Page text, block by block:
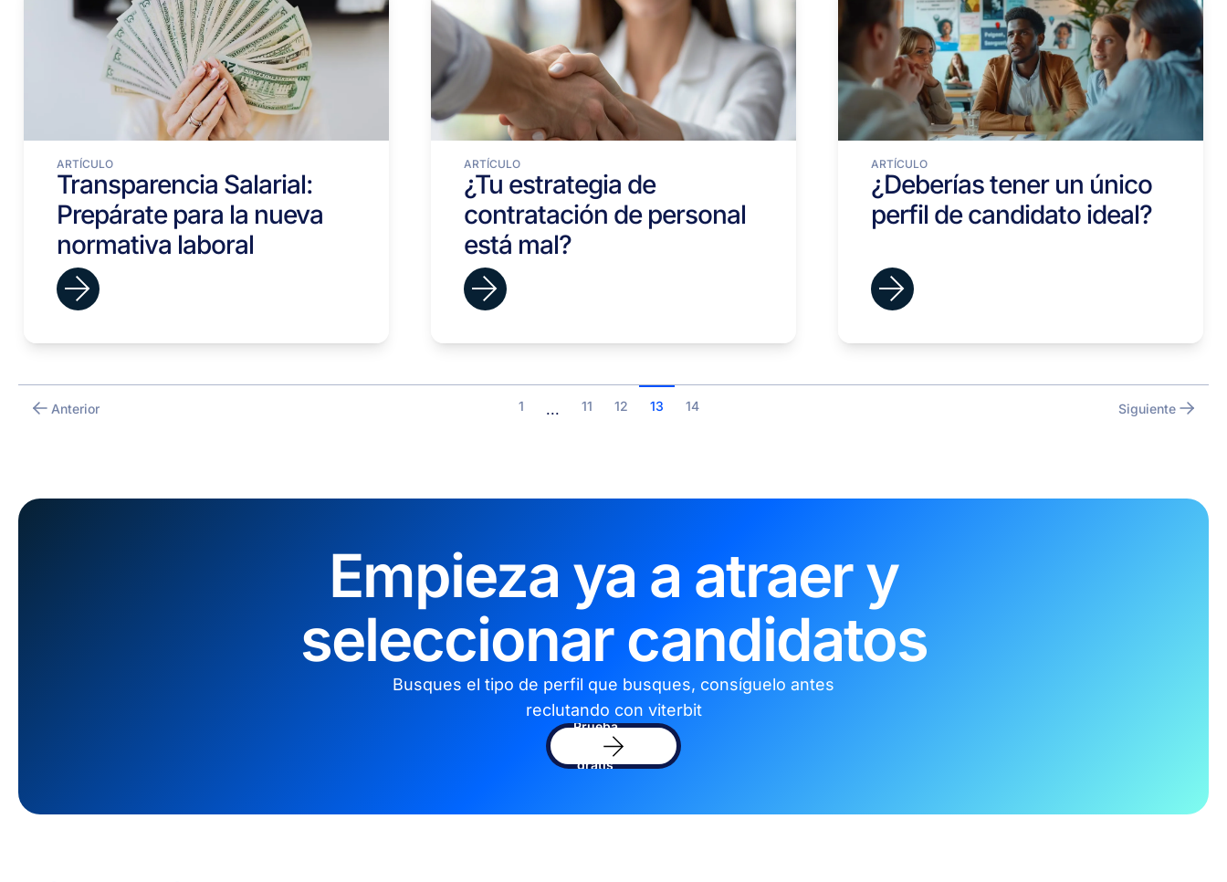
ARTÍCULO
Transparencia Salarial:
Prepárate para la nueva
normativa laboral
ARTÍCULO
¿Tu estrategia de
contratación de personal
está mal?
ARTÍCULO
¿Deberías tener un único
perfil de candidato ideal?
Anterior 1 ... 11 12 13 14 Siguiente
Empieza ya a atraer y
seleccionar candidatos
Busques el tipo de perfil que busques, consíguelo antes
reclutando con viterbit
Prueba
software
gratis